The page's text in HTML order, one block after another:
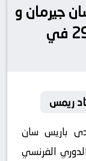
جيرمان و
ستاد ريمس بتاريخ 2023-01-29 في
ريمس
29 كلا من نادى باريس سان
الفرنسي